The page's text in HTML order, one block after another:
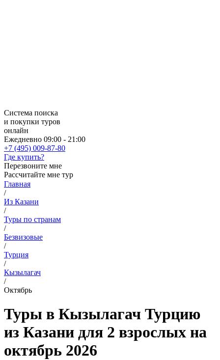
Система поиска
и покупки туров
онлайн
Ежедневно 09:00 - 21:00
+7 (495) 009-87-80
Где купить?
Перезвоните мне
Рассчитайте мне тур
Главная
/
Из Казани
/
Туры по странам
/
Безвизовые
/
Турция
/
Кызылагач
/
Октябрь
Туры в Кызылагач Турцию
из Казани для 2 взрослых на
октябрь 2026